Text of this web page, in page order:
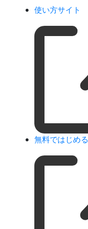
使い方サイト
無料ではじめる